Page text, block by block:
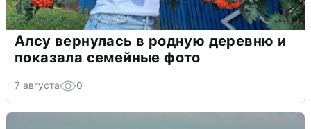
Алсу вернулась в родную деревню и
показала семейные фото
7 августа 0